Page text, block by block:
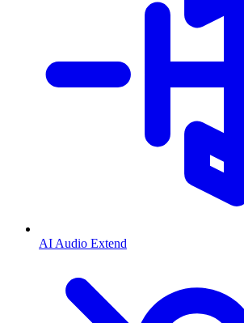
AI Audio Extend